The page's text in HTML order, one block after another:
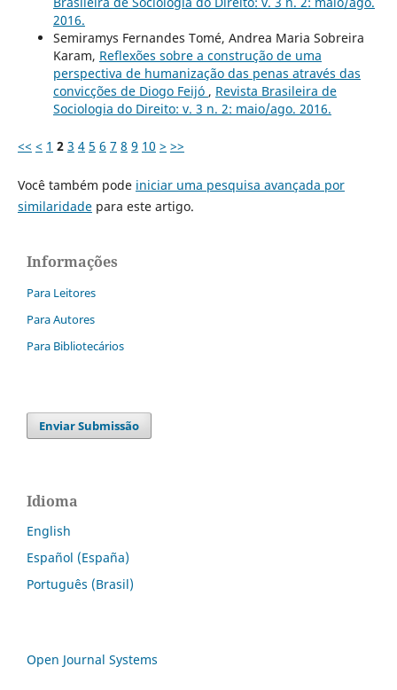
2016.
Semiramys Fernandes Tomé, Andrea Maria Sobreira
Karam, Reflexões sobre a construção de uma
perspectiva de humanização das penas através das
convicções de Diogo Feijó , Revista Brasileira de
Sociologia do Direito: v. 3 n. 2: maio/ago. 2016.
<< < 1 2 3 4 5 6 7 8 9 10 > >>
Você também pode iniciar uma pesquisa avançada por
similaridadepara este artigo.
Informações
Para Leitores
Para Autores
Para Bibliotecários
Enviar Submissão
Idioma
English
Español (España)
Português (Brasil)
Open Journal Systems